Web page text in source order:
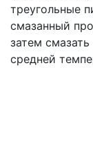
треугольные
смазанный
затем
средней